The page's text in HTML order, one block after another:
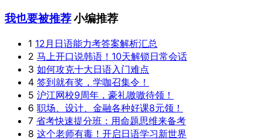
我也要被推荐小编推荐
1 12月日语能力考答案解析汇总
2 马上开口说韩语！10天解锁日常会话
3 如何攻克十大日语入门难点
4 签到就有奖，学咖召集令！
5 沪江网校9周年，豪礼嗷嗷待领！
6 职场、设计、金融各种好课8元领！
7 省考快速提分班：用命题思维来备考
8 这个老师有毒！开启日语学习新世界